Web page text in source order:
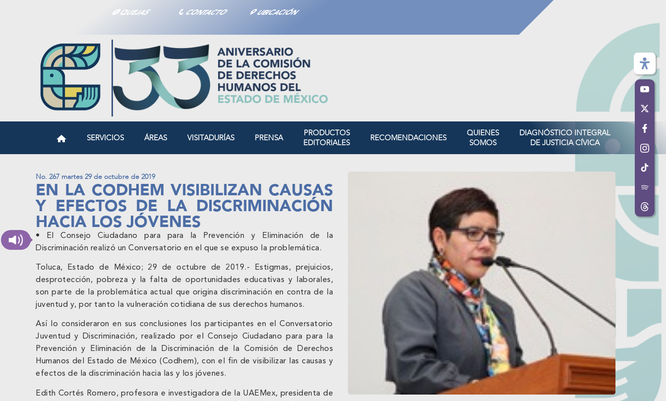
QUEJAS CONTACTO UBICACIÓN
SERVICIOS ÁREAS VISITADURÍAS PRENSA
PRODUCTOS
EDITORIALES
RECOMENDACIONES
QUIENES
SOMOS
DIAGNÓSTICO INTEGRAL
DE JUSTICIA CÍVICA
No. 267 martes 29 de octubre de 2019
EN LA CODHEM VISIBILIZAN CAUSAS
Y EFECTOS DE LA DISCRIMINACIÓN
HACIA LOS JÓVENES
• El Consejo Ciudadano para para la Prevención y Eliminación de la
Discriminación realizó un Conversatorio en el que se expuso la problemática.
Toluca, Estado de México; 29 de octubre de 2019.- Estigmas, prejuicios,
desprotección, pobreza y la falta de oportunidades educativas y laborales,
son parte de la problemática actual que origina discriminación en contra de la
juventud y, por tanto la vulneración cotidiana de sus derechos humanos.
Así lo consideraron en sus conclusiones los participantes en el Conversatorio
Juventud y Discriminación, realizado por el Consejo Ciudadano para para la
Prevención y Eliminación de la Discriminación de la Comisión de Derechos
Humanos del Estado de México (Codhem), con el fin de visibilizar las causas y
efectos de la discriminación hacia las y los jóvenes.
Edith Cortés Romero, profesora e investigadora de la UAEMex, presidenta de